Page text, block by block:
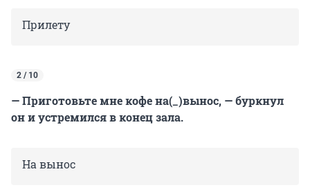
Прилету
2 / 10
— Приготовьте мне кофе на(_)вынос, — буркнул
он и устремился в конец зала.
На вынос